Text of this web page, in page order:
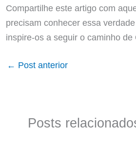
Compartilhe este artigo com
precisam conhecer essa
inspire-os a seguir o caminho de
← Post anterior
Posts